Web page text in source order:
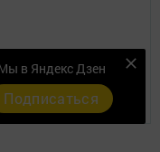
в Яндекс Дзен
Подписаться
сервисов и
браузера.